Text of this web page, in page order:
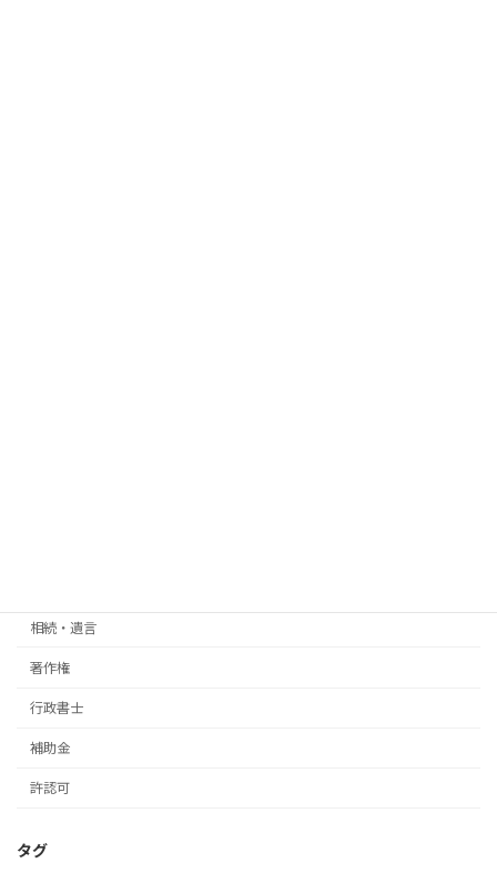
相続・遺言
著作権
行政書士
補助金
許認可
タグ